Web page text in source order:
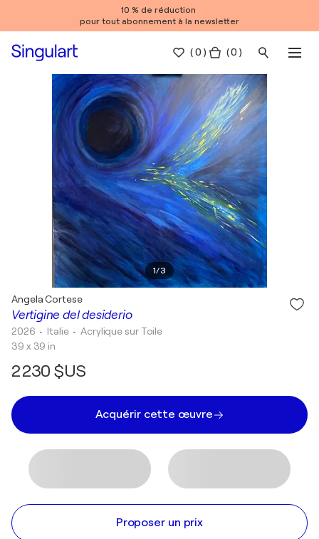
10 % de réduction
pour tout abonnement à la newsletter
(0 ) ( 0 )
1/3
Vertigine del desiderio
Angela Cortese
2026 • Italie •Acrylique sur Toile
39 x 39 in
2 230 $US
Acquérir cette œuvre
Proposer un prix